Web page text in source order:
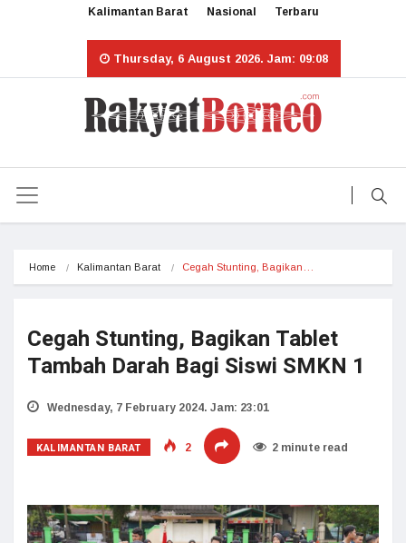
Kalimantan Barat Nasional Terbaru
Thursday, 6 August 2026. Jam: 09:08
Home Kalimantan Barat Cegah Stunting, Bagikan…
Cegah Stunting, Bagikan Tablet
Tambah Darah Bagi Siswi SMKN 1
Wednesday, 7 February 2024. Jam: 23:01
KALIMANTAN BARAT 2 2 minute read